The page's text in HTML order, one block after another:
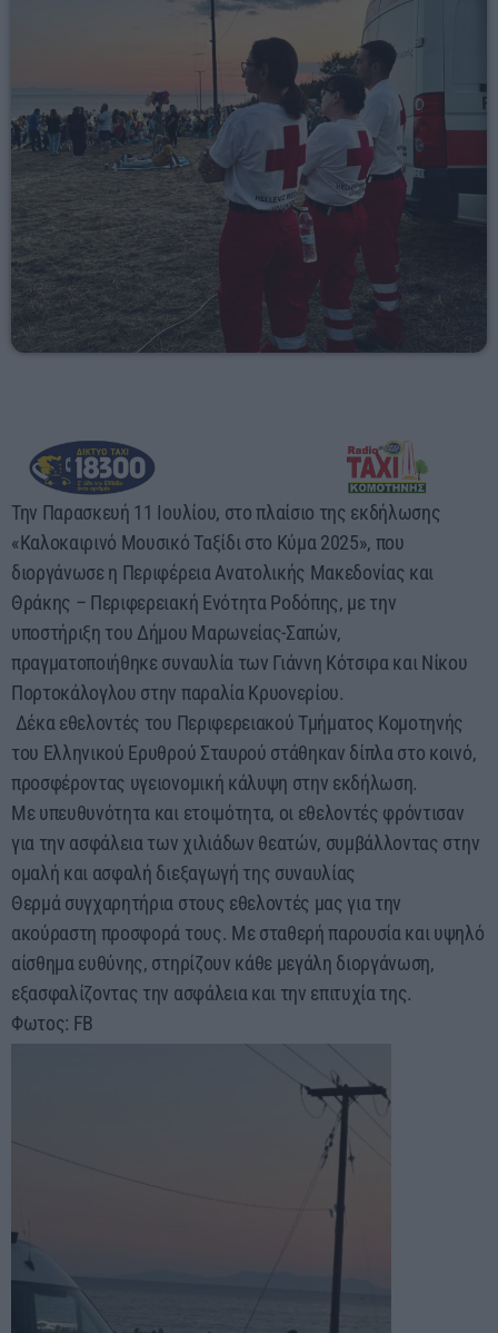
05:00 - 06:00
Την Παρασκευή 11 Ιουλίου, στο πλαίσιο της εκδήλωσης
«Καλοκαιρινό Μουσικό Ταξίδι στο Κύμα 2025», που
διοργάνωσε η Περιφέρεια Ανατολικής Μακεδονίας και
Θράκης – Περιφερειακή Ενότητα Ροδόπης, με την
υποστήριξη του Δήμου Μαρωνείας-Σαπών,
πραγματοποιήθηκε συναυλία των Γιάννη Κότσιρα και Νίκου
Πορτοκάλογλου στην παραλία Κρυονερίου.
Δέκα εθελοντές του Περιφερειακού Τμήματος Κομοτηνής
του Ελληνικού Ερυθρού Σταυρού στάθηκαν δίπλα στο κοινό,
προσφέροντας υγειονομική κάλυψη στην εκδήλωση.
Με υπευθυνότητα και ετοιμότητα, οι εθελοντές φρόντισαν
για την ασφάλεια των χιλιάδων θεατών, συμβάλλοντας στην
ομαλή και ασφαλή διεξαγωγή της συναυλίας
Θερμά συγχαρητήρια στους εθελοντές μας για την
ακούραστη προσφορά τους. Με σταθερή παρουσία και υψηλό
αίσθημα ευθύνης, στηρίζουν κάθε μεγάλη διοργάνωση,
εξασφαλίζοντας την ασφάλεια και την επιτυχία της.
Φωτος: FB